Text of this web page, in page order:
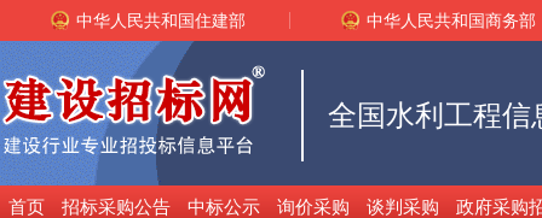
中华人民共和国住建部 中华人民共和国商务部
全国水利工程信
首页 招标采购公告 中标公示 询价采购 谈判采购 政府采购